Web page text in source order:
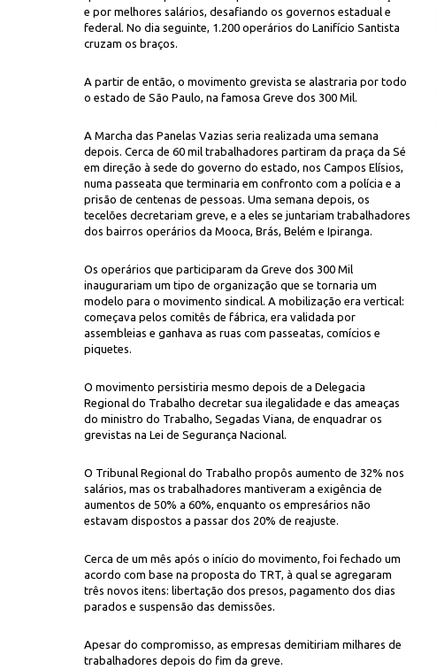
e por melhores salários, desafiando os governos estadual e
federal. No dia seguinte, 1.200 operários do Lanifício Santista
cruzam os braços.
A partir de então, o movimento grevista se alastraria por todo
o estado de São Paulo, na famosa Greve dos 300 Mil.
A Marcha das Panelas Vazias seria realizada uma semana
depois. Cerca de 60 mil trabalhadores partiram da praça da Sé
em direção à sede do governo do estado, nos Campos Elísios,
numa passeata que terminaria em confronto com a polícia e a
prisão de centenas de pessoas. Uma semana depois, os
tecelões decretariam greve, e a eles se juntariam trabalhadores
dos bairros operários da Mooca, Brás, Belém e Ipiranga.
Os operários que participaram da Greve dos 300 Mil
inaugurariam um tipo de organização que se tornaria um
modelo para o movimento sindical. A mobilização era vertical:
começava pelos comitês de fábrica, era validada por
assembleias e ganhava as ruas com passeatas, comícios e
piquetes.
O movimento persistiria mesmo depois de a Delegacia
Regional do Trabalho decretar sua ilegalidade e das ameaças
do ministro do Trabalho, Segadas Viana, de enquadrar os
grevistas na Lei de Segurança Nacional.
O Tribunal Regional do Trabalho propôs aumento de 32% nos
salários, mas os trabalhadores mantiveram a exigência de
aumentos de 50% a 60%, enquanto os empresários não
estavam dispostos a passar dos 20% de reajuste.
Cerca de um mês após o início do movimento, foi fechado um
acordo com base na proposta do TRT, à qual se agregaram
três novos itens: libertação dos presos, pagamento dos dias
parados e suspensão das demissões.
Apesar do compromisso, as empresas demitiriam milhares de
trabalhadores depois do fim da greve.
da Faculdade de Direito do Largo São Francisco, durante a Greve dos 300 Mil